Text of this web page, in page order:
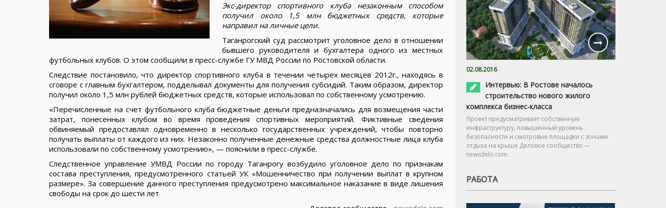
Экс-директор спортивного клуба незаконным способом
получил около 1,5 млн бюджетных средств, которые
направил на личные цели.
Таганрогский суд рассмотрит уголовное дело в отношении
бывшего руководителя и бухгалтера одного из местных
футбольных клубов. О этом сообщили в пресс-службе ГУ МВД России по Ростовской области.
Следствие постановило, что директор спортивного клуба в течении четырех месяцев 2012г., находясь в
сговоре с главным бухгалтером, подделывал документы для получения субсидий. Таким образом, директор
получил около 1,5 млн рублей бюджетных средств, которые использовал по собственному усмотрению.
«Перечисленные на счет футбольного клуба бюджетные деньги предназначались для возмещения части
затрат, понесенных клубом во время проведения спортивных мероприятий. Фиктивные сведения
обвиняемый предоставлял одновременно в несколько государственных учреждений, чтобы повторно
получать выплаты от каждого из них. Незаконно полученные денежные средства должностные лица клуба
использовали по собственному усмотрению», — пояснили в пресс-службе.
Следственное управление УМВД России по городу Таганрогу возбудило уголовное дело по признакам
состава преступления, предусмотренного статьей УК «Мошенничество при получении выплат в крупном
размере». За совершение данного преступления предусмотрено максимальное наказание в виде лишения
свободы на срок до шести лет.
02.08.2016
Интервью: В Ростове началось
строительство нового жилого
комплекса бизнес-класса
Проект предусматривает собственную
инфраструктуру, повышенный уровень
безопасности и смотровые площадки с зонами
отдыха на крыше Деловое сообщество —
newsdelo.com
РАБОТА